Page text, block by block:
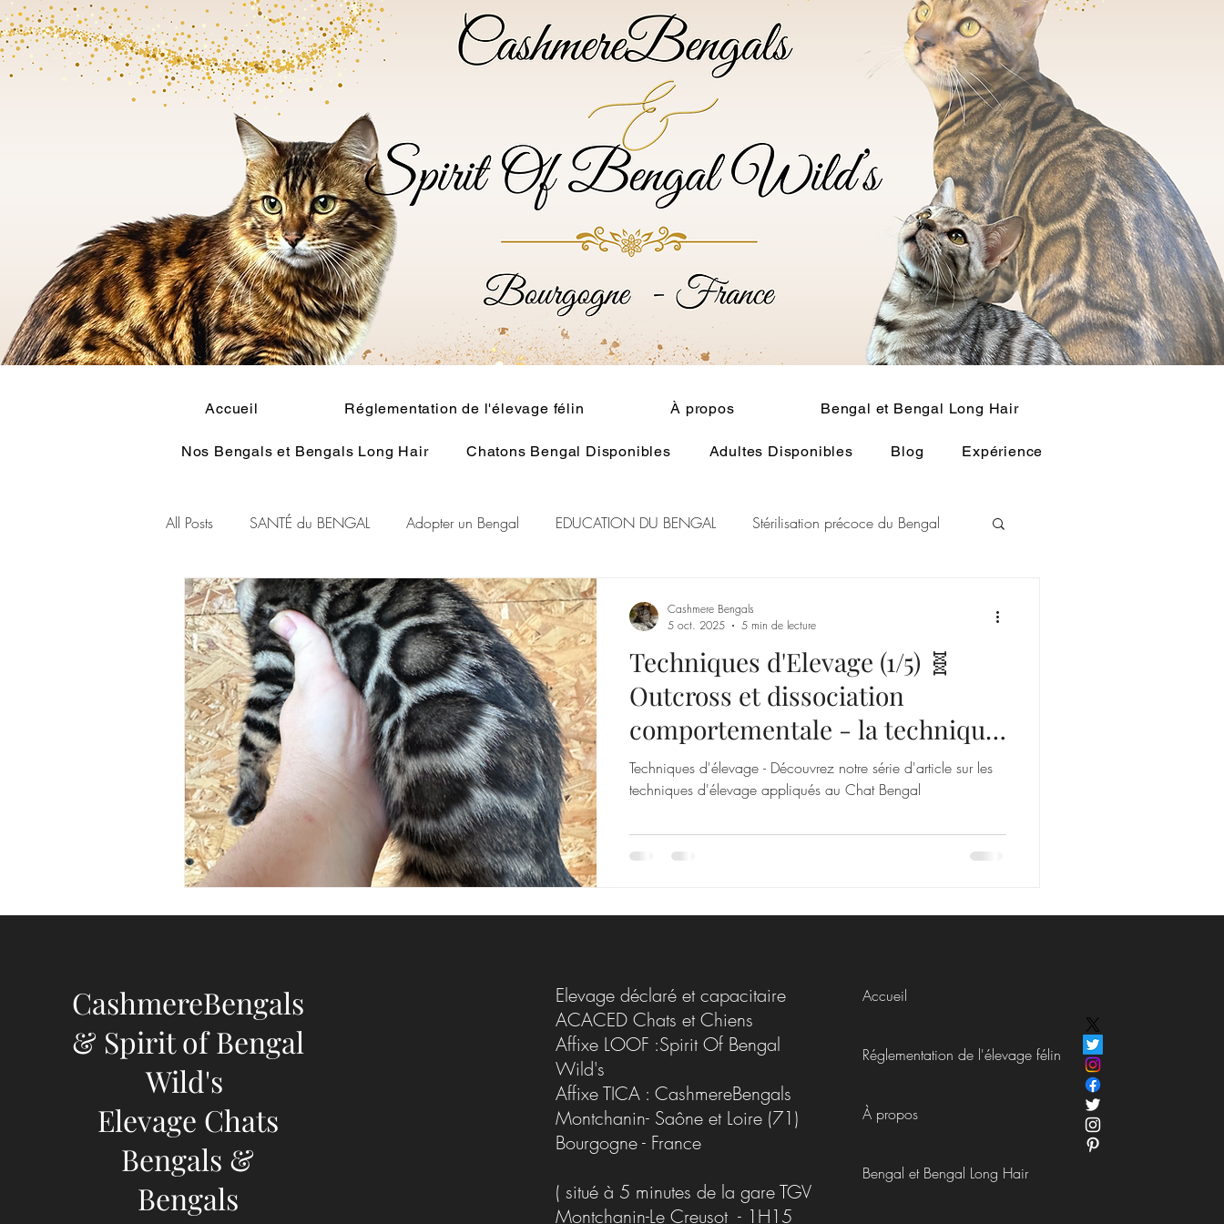
Accueil Réglementation de l'élevage félin À propos Bengal et Bengal Long Hair
Nos Bengals et Bengals Long Hair Chatons Bengal Disponibles Adultes Disponibles Blog Expérience
All Posts SANTÉ du BENGAL Adopter un Bengal EDUCATION DU BENGAL Stérilisation précoce du Bengal
Alimentation du BENGAL Pelage du Bengal BENGAL CASHMERE
Standart du BENGAL Couleur Rare Bengal Chat et spiritualité Généralité ELEVAGE du BENGAL
Ethologie du Bengal HISTOIRE DU CHAT GENE POIL LONG BENGAL
Techniques d'Elevage (1/5) 🧬
Outcross et dissociation
comportementale - la technique
originelle qui a façonné le
Bengal
Techniques d'élevage - Découvrez notre série d'article sur les
techniques d'élevage appliqués au Chat Bengal
Cashmere Bengals
5 oct. 2025
5 min de lecture
CashmereBengals
& Spirit of Bengal
Wild's
Elevage Chats
Bengals &
Bengals
Elevage déclaré et capacitaire
ACACED Chats et Chiens
Affixe LOOF :Spirit Of Bengal
Wild's
Affixe TICA : CashmereBengals
Montchanin- Saône et Loire (71)
Bourgogne - France
( situé à 5 minutes de la gare TGV
Montchanin-Le Creusot - 1H15
Accueil
Réglementation de l'élevage félin
À propos
Bengal et Bengal Long Hair